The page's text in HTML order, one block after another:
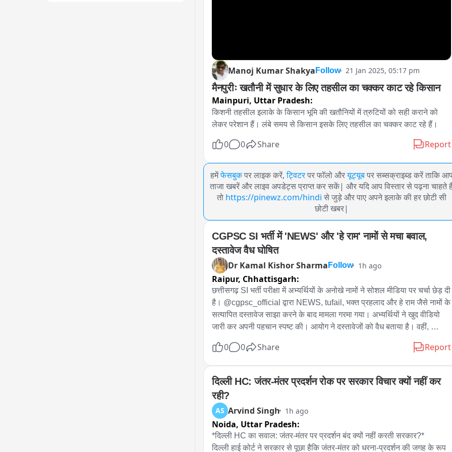
Manoj Kumar Shakya Follow 21 Jan 2025, 05:17 pm
मैनपुरीः खतौनी में सुधार के लिए तहसील का चक्कर काट रहे किसान
Mainpuri, Uttar Pradesh:
किशनी तहसील इलाके के किसान भूमि की खतौनियों में त्रुटियों को सही कराने को
लेकर परेशान हैं। लंबे समय से किसान इसके लिए तहसील का चक्कर काट रहे हैं।
0
0 Share Report
हमेंफेसबुक पर लाइक करें, ट्विटर पर फॉलो औरयूट्यूब पर सब्सक्राइब्ड करें ताकि
ताजा खबरें और लाइव अपडेट्स प्राप्त कर सकें| और यदि आप विस्तार से पढ़ना चाहते
तो https://pinewz.com/hindi से जुड़े और पाए अपने इलाके की हर छोटी सी
छोटी खबर|
CGPSC SI भर्ती में 'NEWS' और 'हे राम' नामों से मचा बवाल,
दस्तावेज वैध घोषित
Dr Kamal Kishor Sharma Follow 1h ago
Raipur, Chhattisgarh:
छत्तीसगढ़ SI भर्ती परीक्षा में अभ्यर्थियों के अनोखे नामों ने सोशल मीडिया पर चर्चा छेड़ दी
है। @cgpsc_official द्वारा NEWS, tufail, भक्त प्रहलाद और हे राम जैसे नामों के
सत्यापित दस्तावेज साझा करने के बाद मामला गरमा गया। अभ्यर्थियों ने खुद वीडियो
जारी कर अपनी पहचान स्पष्ट की। आयोग ने दस्तावेजों को वैध बताया है। वहीं,
साथियों को अब मेंस की तैयारी के लिए शुभकामनाएं मिल रही हैं।
0 0 Share Report
दिल्ली HC: जंतर-मंतर प्रदर्शन रोक पर सरकार विचार क्यों नहीं कर
रही?
AS Arvind Singh 1h ago
Noida, Uttar Pradesh:
*दिल्ली HC का सवाल: जंतर-मंतर पर प्रदर्शन बंद क्यों नहीं करती सरकार?*
दिल्ली हाई कोर्ट ने सरकार से पूछा हैकि जंतर-मंतर को धरना-प्रदर्शन की जगह के रूप